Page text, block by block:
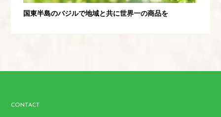
国東半島のバジルで地域と共に世界一の商品を
CONTACT